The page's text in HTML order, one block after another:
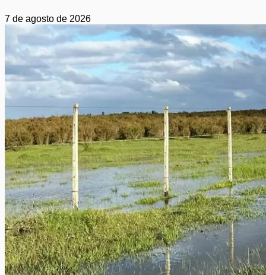
7 de agosto de 2026